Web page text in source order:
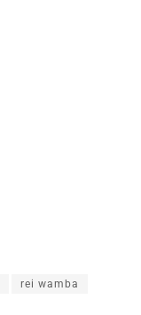
rei wamba